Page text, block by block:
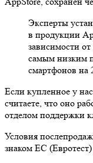
Эксперты
в продукции
зависимости от
самым низким
смартфонов на
Если купленное у
считаете, что оно
отделом поддержки
Условия
знаком ЕС (Евротест)